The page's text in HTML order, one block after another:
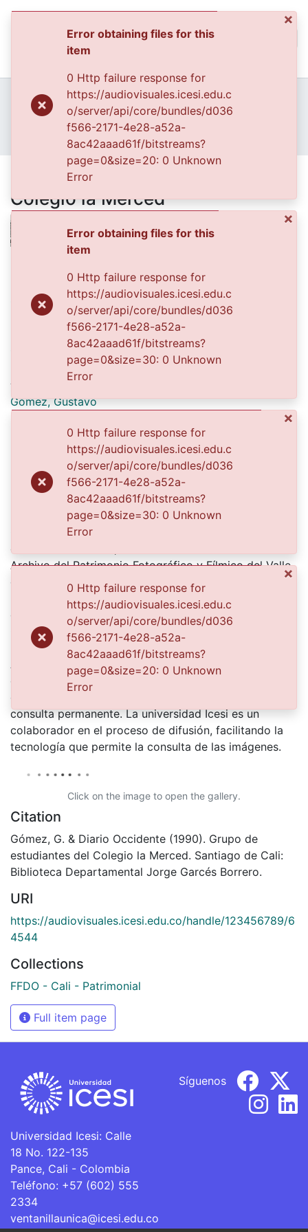
All of DSpace
Statistics
Home
Archivo del Patrimonio Fotográfico y Fílmico del Valle del Cauca
Fondo Fotográfico Diario Occidente
Cali
FFDO - Cali - Patrimonial
Grupo de estudiantes del Colegio la Merced
Grupo de estudiantes del
Colegio la Merced
FDO009641.jpg
(976.08 KB)
1_FDO009641.jpg (976.08 KB)
Authors
Gómez, Gustavo
Publisher
Biblioteca Departamental Jorge Garcés Borrero
Description
Grupo de estudiantes del Colegio la Merced ubicado
en el barrio Salomia, en la calle 47 con 4E – 30. / El
Archivo del Patrimonio Fotográfico y Fílmico del Valle
del Cauca es responsabilidad de la Biblioteca
Departamental del Valle Jorge Garcés Borrero, por
convenio de cooperación suscrito con la Secretaria de
Cultura Departamental, con el fin de aunar esfuerzos
para su conservación, preservación y divulgación del
Archivo entre la comunidad Vallecaucana,
especialmente entre los estudiantes e investigadores
que visitan la Biblioteca, propiciando el su uso y
consulta permanente. La universidad Icesi es un
colaborador en el proceso de difusión, facilitando la
tecnología que permite la consulta de las imágenes.
Click on the image to open the gallery.
Citation
Gómez, G. & Diario Occidente (1990). Grupo de
estudiantes del Colegio la Merced. Santiago de Cali:
Biblioteca Departamental Jorge Garcés Borrero.
URI
https://audiovisuales.icesi.edu.co/handle/123456789/6
4544
Collections
FFDO - Cali - Patrimonial
Full item page
Universidad Icesi: Calle
18 No. 122-135
Pance, Cali - Colombia
Teléfono: +57 (602) 555
2334
ventanillaunica@icesi.edu.co
Síguenos
×
Error obtaining files for this
item
0 Http failure response for
https://audiovisuales.icesi.edu.c
o/server/api/core/bundles/d036
f566-2171-4e28-a52a-
8ac42aaad61f/bitstreams?
page=0&size=20: 0 Unknown
Error
×
Error obtaining files for this
item
0 Http failure response for
https://audiovisuales.icesi.edu.c
o/server/api/core/bundles/d036
f566-2171-4e28-a52a-
8ac42aaad61f/bitstreams?
page=0&size=30: 0 Unknown
Error
×
0 Http failure response for
https://audiovisuales.icesi.edu.c
o/server/api/core/bundles/d036
f566-2171-4e28-a52a-
8ac42aaad61f/bitstreams?
page=0&size=30: 0 Unknown
Error
×
0 Http failure response for
https://audiovisuales.icesi.edu.c
o/server/api/core/bundles/d036
f566-2171-4e28-a52a-
8ac42aaad61f/bitstreams?
page=0&size=20: 0 Unknown
Error